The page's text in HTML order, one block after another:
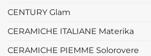
CENTURY Glam
CERAMICHE ITALIANE Materika
CERAMICHE PIEMME Solorovere